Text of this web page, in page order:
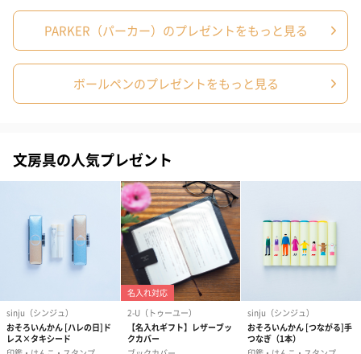
写真付きメッセージカ
写真付きメッセージカ
ード（Thank you）ピ
ンク（680円）
【誕生日】
ラッピングを施してお届けいたします。
PARKER（パーカー）のプレゼントをもっと見る
ボールペンのプレゼントをもっと見る
文房具の人気プレゼント